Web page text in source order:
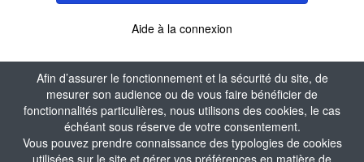
Afin d’assurer le fonctionnement et la sécurité du site, de
mesurer son audience ou de vous faire bénéficier de
fonctionnalités particulières, nous utilisons des cookies, le cas
échéant sous réserve de votre consentement.
Vous pouvez prendre connaissance des typologies de cookies
utilisées sur le site et gérer vos préférences en matière de
Aide à la connexion